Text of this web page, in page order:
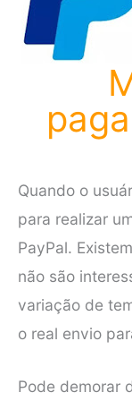
Quando o
para realizar
PayPal.
não são
variação de
o real envio
Pode demorar